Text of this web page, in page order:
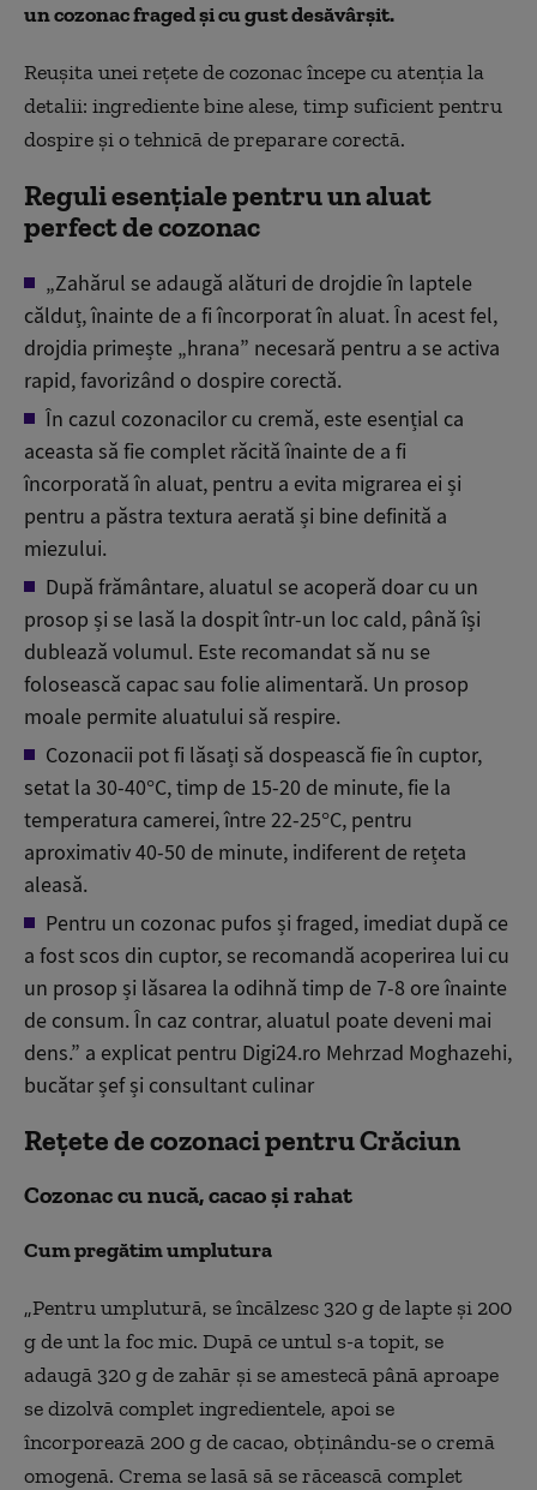
un cozonac fraged și cu gust desăvârșit.
Reușita unei rețete de cozonacîncepe cu atenția la
detalii: ingrediente bine alese, timp suficient pentru
dospire și o tehnică de preparare corectă.
Reguli esențiale pentru un aluat
perfect de cozonac
„Zahărul se adaugă alături de drojdieîn laptele
călduț,înainte de a fi încorporat în aluat. În acest fel,
drojdia primește „hrana” necesară pentru a se activa
rapid, favorizând o dospire corectă.
În cazul cozonacilor cu cremă, este esențial ca
aceasta să fie complet răcită înainte de a fi
încorporată în aluat, pentru a evita migrarea ei și
pentru a păstra textura aerată și bine definită a
miezului.
După frământare, aluatul se acoperă doar cu un
prosop și se lasă la dospitîntr-un loc cald, pânăîși
dublează volumul. Este recomandat să nu se
folosească capac sau folie alimentară. Un prosop
moale permite aluatului să respire.
Cozonacii pot fi lăsați să dospească fieîn cuptor,
setat la 30-40°C, timp de 15-20 de minute, fie la
temperatura camerei,între 22-25°C, pentru
aproximativ 40-50 de minute, indiferent de rețeta
aleasă.
Pentru un cozonac pufos și fraged, imediat după ce
a fost scos din cuptor, se recomandă acoperirea lui cu
un prosop și lăsarea la odihnă timp de 7-8 oreînainte
de consum. În caz contrar, aluatul poate deveni mai
dens.” a explicat pentru Digi24.ro Mehrzad Moghazehi,
bucătar șef și consultant culinar
Rețete de cozonaci pentru Crăciun
Cozonac cu nucă, cacao și rahat
Cum pregătim umplutura
„Pentru umplutură, seîncălzesc 320 g de lapte și 200
g de unt la foc mic. După ce untul s-a topit, se
adaugă 320 g de zahăr și se amestecă până aproape
se dizolvă complet ingredientele, apoi se
încorporează 200 g de cacao, obținându-se o cremă
omogenă. Crema se lasă să se răcească complet